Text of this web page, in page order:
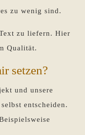
zu wenig sind.
zu liefern. Hier
Qualität.
setzen?
und unsere
entscheiden.